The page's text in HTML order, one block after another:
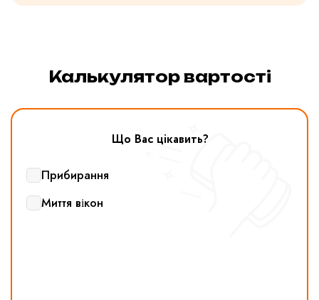
Калькулятор вартості
Що Вас цікавить?
Прибирання
Миття вікон